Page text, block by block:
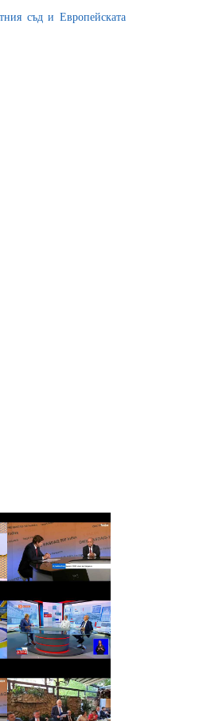
съд и Европейската